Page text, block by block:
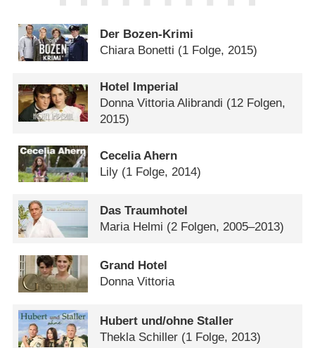
Der Bozen-Krimi
Chiara Bonetti (1 Folge, 2015)
Hotel Imperial
Donna Vittoria Alibrandi (12 Folgen,
2015)
Cecelia Ahern
Lily (1 Folge, 2014)
Das Traumhotel
Maria Helmi (2 Folgen, 2005–2013)
Grand Hotel
Donna Vittoria
Hubert und/​ohne Staller
Thekla Schiller (1 Folge, 2013)